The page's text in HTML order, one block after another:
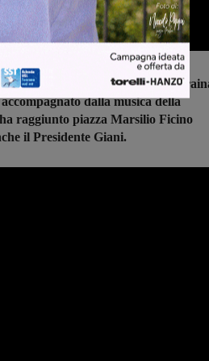
il corteo composto da
i rappresenti della comunità
dalla musica della
raggiunto piazza Marsilio Ficino
il Presidente Giani.